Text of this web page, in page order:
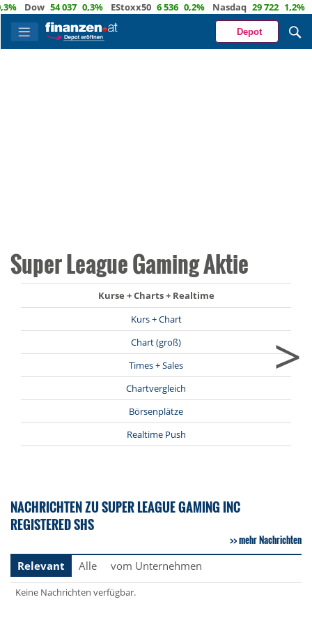
Dow 54 037 0,3% EStoxx50 6 536 0,2% Nasdaq 29 722 1,2% Öl
Depot
Super League Gaming Aktie
Kurse + Charts + Realtime
Kurs + Chart
Chart (groß)
Times + Sales
Chartvergleich
Börsenplätze
Realtime Push
>
NACHRICHTEN ZU SUPER LEAGUE GAMING INC
REGISTERED SHS
mehr Nachrichten
Relevant
Alle vom Unternehmen
Keine Nachrichten verfügbar.